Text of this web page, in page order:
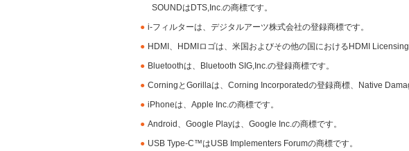
SOUNDはDTS,Inc.の商標です。
● i-フィルターは、デジタルアーツ株式会社の登録商標です。
● HDMI、HDMIロゴは、米国およびその他の国におけるHDMI
● Bluetoothは、Bluetooth SIG,Inc.の登録商標です。
● CorningとGorillaは、Corning Incorporatedの登録商標、Native
● iPhoneは、Apple Inc.の商標です。
● Android、Google Playは、Google Inc.の商標です。
● USB Type-C™はUSB Implementers Forumの商標です。